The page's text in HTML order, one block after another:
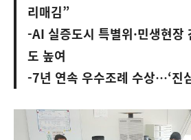
리매김”
-AI 실증도시 특별위·민생현장
도 높여
-7년 연속 우수조례 수상…‘진